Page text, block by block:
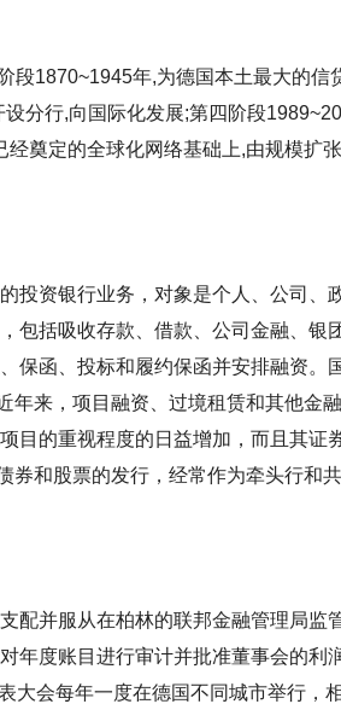
段1870~1945年,为德国本土最大的
分行,向国际化发展;第四阶段
奠定的全球化网络基础上,由规模扩
投资银行业务，对象是个人、公司、
包括吸收存款、借款、公司金融、银
保函、投标和履约保函并安排融资。
来，项目融资、过境租赁和其他金
目的重视程度的日益增加，而且其
和股票的发行，经常作为牵头行和共
配并服从在柏林的联邦金融管理局监
年度账目进行审计并批准董事会的利
大会每年一度在德国不同城市举行，